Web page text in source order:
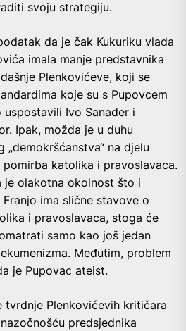
svoju strategiju.
da je čak Kukuriku vlada
imala manje predstavnika
Plenkovićeve, koji se
koje su s Pupovcem
uspostavili Ivo Sanader i
Ipak, možda je u duhu
„demokršćanstva“ na djelu
pomirba katolika i pravoslavaca.
je olakotna okolnost što i
Franjo ima slične stavove o
i pravoslavaca, stoga će
samo kao još jedan
Međutim, problem
je Pupovac ateist.
tvrdnje Plenkovićevih kritičara
predsjednika